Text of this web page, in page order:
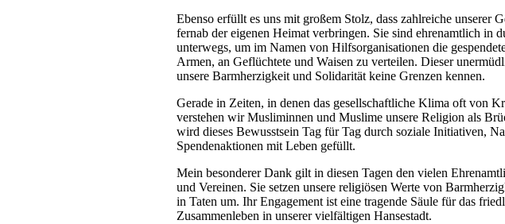
Ebenso erfüllt es uns mit großem Stolz, dass zahlreiche unserer
fernab der eigenen Heimat verbringen. Sie sind ehrenamtlich in
unterwegs, um im Namen von Hilfsorganisationen die
Armen, an Geflüchtete und Waisen zu verteilen. Dieser
unsere Barmherzigkeit und Solidarität keine Grenzen kennen.
Gerade in Zeiten, in denen das gesellschaftliche Klima oft von
verstehen wir Musliminnen und Muslime unsere Religion als
wird dieses Bewusstsein Tag für Tag durch soziale Initiativen,
Spendenaktionen mit Leben gefüllt.
Mein besonderer Dank gilt in diesen Tagen den vielen
und Vereinen. Sie setzen unsere religiösen Werte von
in Taten um. Ihr Engagement ist eine tragende Säule für das
Zusammenleben in unserer vielfältigen Hansestadt.